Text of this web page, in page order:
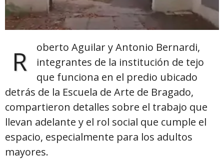
R
oberto Aguilar y Antonio Bernardi,
integrantes de la institución de tejo
que funciona en el predio ubicado
detrás de la Escuela de Arte de Bragado,
compartieron detalles sobre el trabajo que
llevan adelante y el rol social que cumple el
espacio, especialmente para los adultos
mayores.